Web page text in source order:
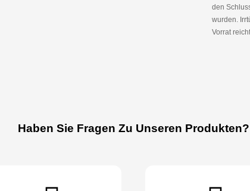
den
wurden.
Vorrat
Haben Sie Fragen Zu Unseren Produkten?